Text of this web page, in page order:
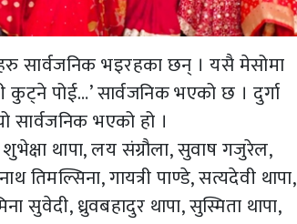
सार्वजनिक भइरहका छन् । यसै मेसोमा
कुट्ने पोई…’ सार्वजनिक भएको छ । दुर्गा
सार्वजनिक भएको हो ।
थापा, लय संग्रौला, सुवाष गजुरेल,
तिमल्सिना, गायत्री पाण्डे, सत्यदेवी थापा,
सुवेदी, ध्रुवबहादुर थापा, सुस्मिता थापा,